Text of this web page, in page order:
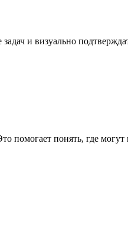
и визуально
помогает понять, где